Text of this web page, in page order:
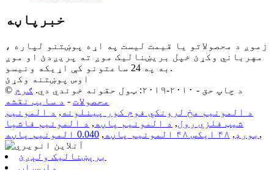
خبرپاڼه
زموږ د محصولاتو یا قیمت لیست په اړه پوښتنو لپاره ،
مهرباني وکړئ خپل بریښنالیک موږ ته پریږدئ او موږ
به په 24 ساعتونو کې اړیکه ونیسو.
اوس پوښتنه وکړئ
© د چاپ حق - ۲۰۱۰-۲۰۱۹: ټول حقونه خوندي دي.
ګرم
محصولات - د سایټ نقشه
د المونیم مخ لرونکي فوم کور پینلونه , د المونیم
شیټ فلزي رول, د المونیم پاڼه , د المونیم فاشیا
بورډ , ۴۸ ایکس ۴۸ المونیم پاڼه , 0.040 المونیم پاڼه ,
برېښنالیک ولېږئ
واټس اپ